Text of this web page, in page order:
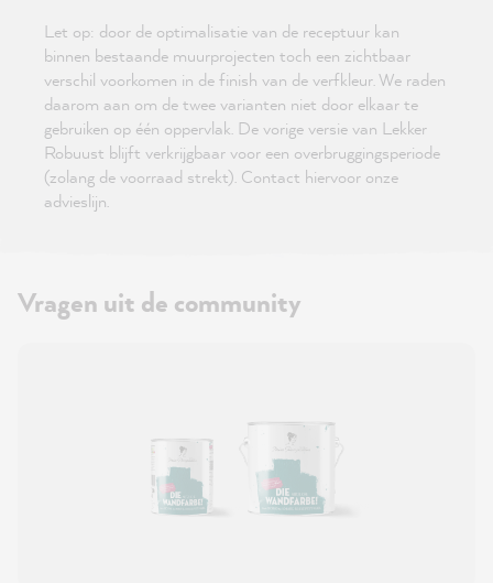
Let op: door de optimalisatie van de receptuur kan
binnen bestaande muurprojecten toch een zichtbaar
verschil voorkomen in de finish van de verfkleur. We raden
daarom aan om de twee varianten niet door elkaar te
gebruiken op één oppervlak. De vorige versie van Lekker
Robuust blijft verkrijgbaar voor een overbruggingsperiode
(zolang de voorraad strekt). Contact hiervoor onze
advieslijn.
Vragen uit de community